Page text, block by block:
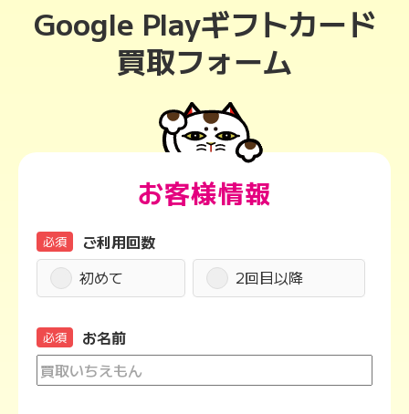
Google Playギフトカード
買取フォーム
お客様情報
ご利用回数
必須
初めて 2回目以降
お名前
必須